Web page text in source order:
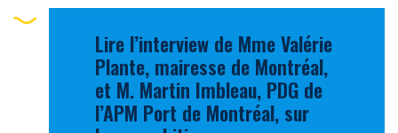
Lire l’interview de Mme Valérie
Plante, mairesse de Montréal,
et M. Martin Imbleau, PDG de
l’APM Port de Montréal, sur